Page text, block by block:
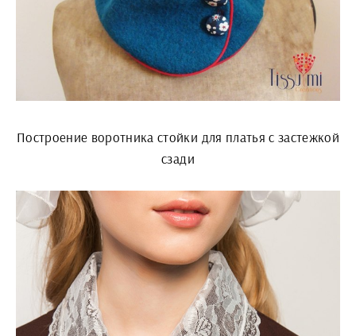
Построение воротника стойки для платья с застежкой
сзади